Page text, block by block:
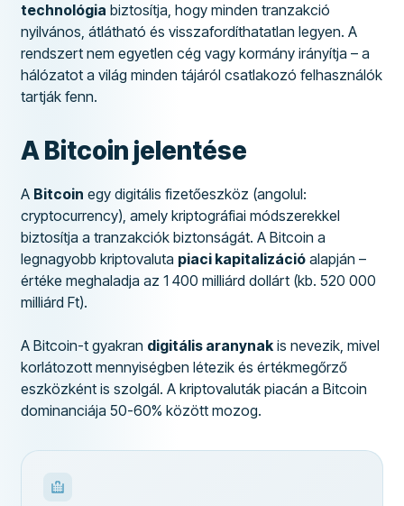
technológia biztosítja, hogy minden tranzakció
nyilvános, átlátható és visszafordíthatatlan legyen. A
rendszert nem egyetlen cég vagy kormány irányítja – a
hálózatot a világ minden tájáról csatlakozó felhasználók
tartják fenn.
A Bitcoin jelentése
A Bitcoin egy digitális fizetőeszköz (angolul:
cryptocurrency), amely kriptográfiai módszerekkel
biztosítja a tranzakciók biztonságát. A Bitcoin a
legnagyobb kriptovaluta piaci kapitalizáció alapján –
értéke meghaladja az 1 400 milliárd dollárt (kb. 520 000
milliárd Ft).
A Bitcoin-t gyakran digitális aranynak is nevezik, mivel
korlátozott mennyiségben létezik és értékmegőrző
eszközként is szolgál. A kriptovaluták piacán a Bitcoin
dominanciája 50-60% között mozog.